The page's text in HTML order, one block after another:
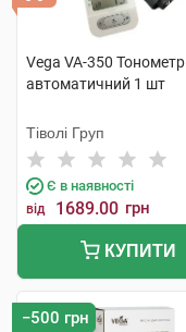
Vega VA-350 Тонометр
автоматичний 1 шт
Тіволі Груп
Є в наявності
від 1689.00 грн
КУПИТИ
−500 грн